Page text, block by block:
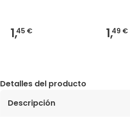
1,45 € 1,49 €
Detalles del producto
Descripción